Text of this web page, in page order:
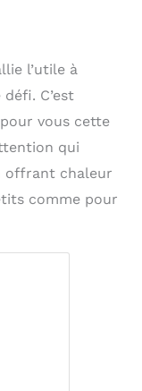
l’utile à
C’est
vous cette
qui
offrant chaleur
comme pour